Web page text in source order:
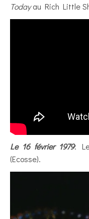
Todayau Rich Little
Le 16 février 1979:
(Ecosse).